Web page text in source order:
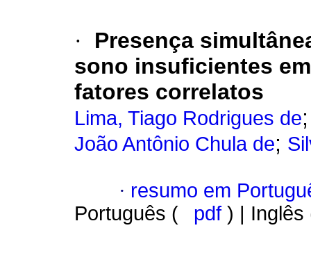
·
Presença
sono insuficientes
fatores correlatos
Lima, Tiago Rodrigues de
João Antônio Chula de;
· resumo em
Português (
pdf ) |